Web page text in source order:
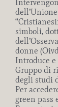
simboli,
donne
Introduce e
Gruppo di
degli studi
Per
green pass